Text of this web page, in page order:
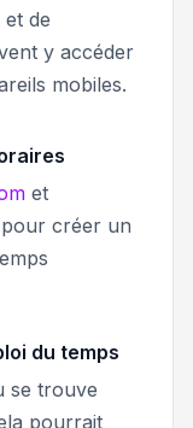
de
y accéder
mobiles.
et
créer un
du temps
se trouve
pourrait